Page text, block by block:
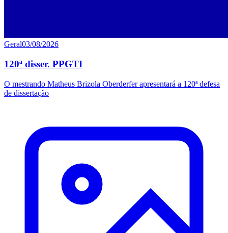
Geral03/08/2026
120ª disser. PPGTI
O mestrando Matheus Brizola Oberderfer apresentará a 120ª defesa
de dissertação